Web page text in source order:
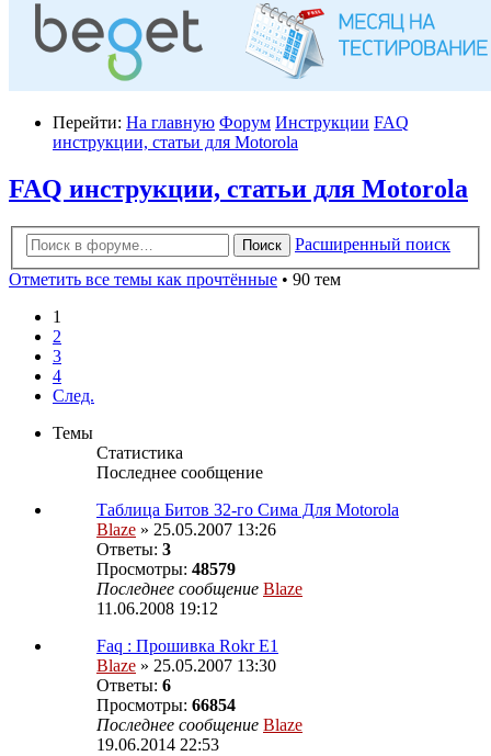
Перейти: На главную Форум Инструкции FAQ
инструкции, статьи для Motorola
FAQ инструкции, статьи для Motorola
Поиск
Расширенный поиск
Отметить все темы как прочтённые • 90 тем
1
2
3
4
След.
Темы
Статистика
Последнее сообщение
Таблица Битов 32-го Сима Для Motorola
Blaze » 25.05.2007 13:26
Ответы: 3
Просмотры: 48579
Последнее сообщение Blaze
11.06.2008 19:12
Faq : Прошивка Rokr E1
Blaze » 25.05.2007 13:30
Ответы: 6
Просмотры: 66854
Последнее сообщение Blaze
19.06.2014 22:53